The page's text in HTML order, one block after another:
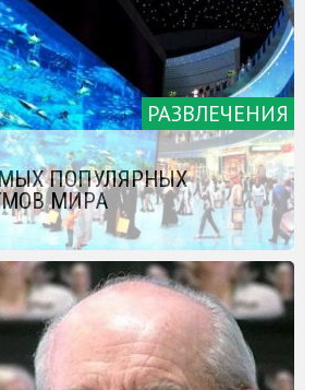
РАЗВЛЕЧЕНИЯ
ПОПУЛЯРНЫХ
МИРА